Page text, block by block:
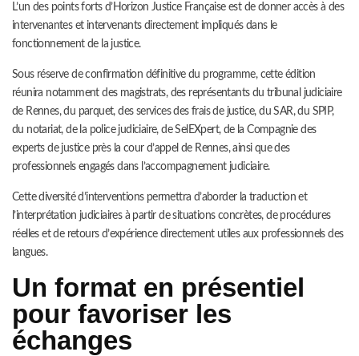
L’un des points forts d’Horizon Justice Française est de donner accès à des
intervenantes et intervenants directement impliqués dans le
fonctionnement de la justice.
Sous réserve de confirmation définitive du programme, cette édition
réunira notamment des magistrats, des représentants du tribunal judiciaire
de Rennes, du parquet, des services des frais de justice, du SAR, du SPIP,
du notariat, de la police judiciaire, de SelEXpert, de la Compagnie des
experts de justice près la cour d’appel de Rennes, ainsi que des
professionnels engagés dans l’accompagnement judiciaire.
Cette diversité d’interventions permettra d’aborder la traduction et
l’interprétation judiciaires à partir de situations concrètes, de procédures
réelles et de retours d’expérience directement utiles aux professionnels des
langues.
Un format en présentiel
pour favoriser les
échanges